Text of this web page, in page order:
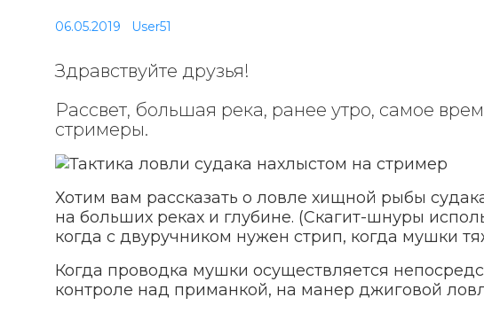
06.05.2019 User51
Здравствуйте друзья!
Рассвет, большая река, ранее утро, самое
стримеры.
Хотим вам рассказать о ловле хищной рыбы
на больших реках и глубине. (Скагит-шнуры
когда с двуручником нужен стрип, когда мушки
Когда проводка мушки осуществляется
контроле над приманкой, на манер джиговой